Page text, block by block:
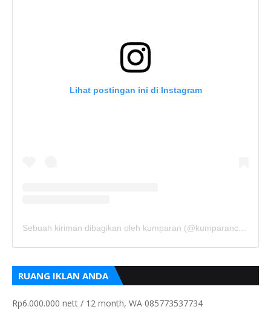
Lihat postingan ini di Instagram
Sebuah kiriman dibagikan oleh kumparan (@kumparancom)
RUANG IKLAN ANDA
Rp6.000.000 nett / 12 month, WA 085773537734